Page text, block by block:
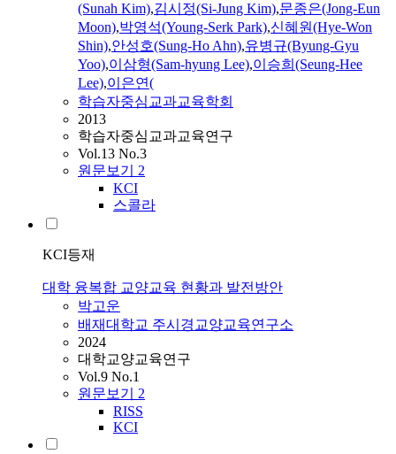
(Sunah Kim),김시정(Si-Jung Kim),문종은(Jong-Eun
Moon),박영석(Young-Serk Park),신혜원(Hye-Won
Shin),안성호(Sung-Ho Ahn),유병규(Byung-Gyu
Yoo),이삼형(Sam-hyung Lee),이승희(Seung-Hee
Lee),이은연(
학습자중심교과교육학회
2013
학습자중심교과교육연구
Vol.13 No.3
원문보기 2
KCI
스콜라
KCI등재
대학 융복합 교양교육 현황과 발전방안
박고운
배재대학교 주시경교양교육연구소
2024
대학교양교육연구
Vol.9 No.1
원문보기 2
RISS
KCI